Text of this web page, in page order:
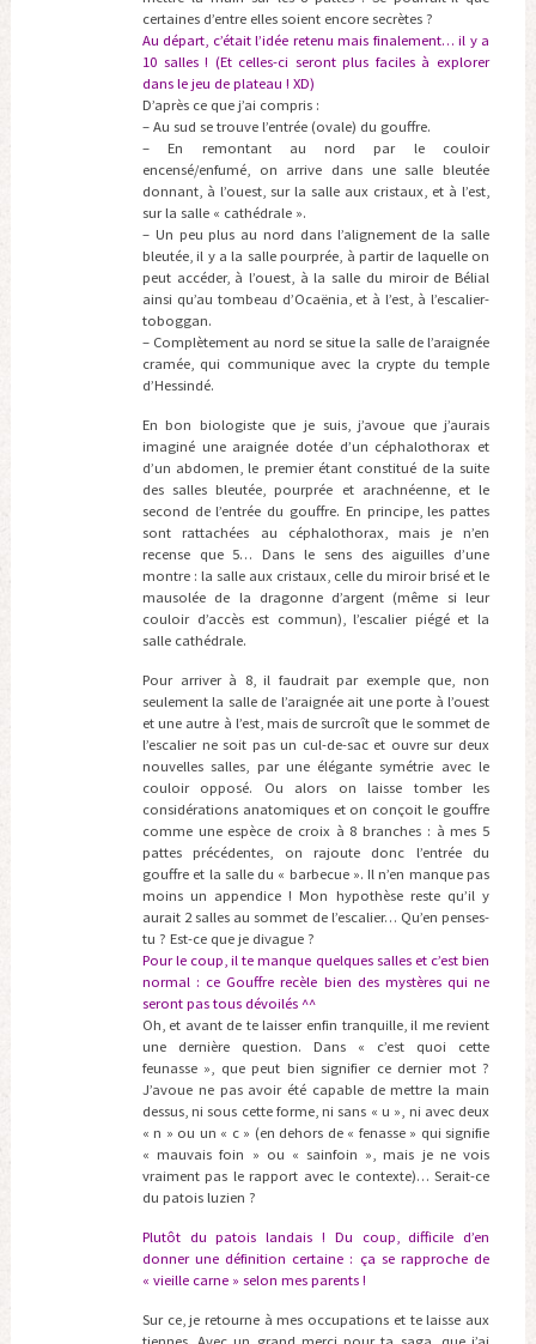
certaines d’entre elles soient encore secrètes ?
Au départ, c’était l’idée retenu mais finalement… il y a
10 salles ! (Et celles-ci seront plus faciles à explorer
dans le jeu de plateau ! XD)
D’après ce que j’ai compris :
– Au sud se trouve l’entrée (ovale) du gouffre.
– En remontant au nord par le couloir
encensé/enfumé, on arrive dans une salle bleutée
donnant, à l’ouest, sur la salle aux cristaux, et à l’est,
sur la salle « cathédrale ».
– Un peu plus au nord dans l’alignement de la salle
bleutée, il y a la salle pourprée, à partir de laquelle on
peut accéder, à l’ouest, à la salle du miroir de Bélial
ainsi qu’au tombeau d’Ocaënia, et à l’est, à l’escalier-
toboggan.
– Complètement au nord se situe la salle de l’araignée
cramée, qui communique avec la crypte du temple
d’Hessindé.
En bon biologiste que je suis, j’avoue que j’aurais
imaginé une araignée dotée d’un céphalothorax et
d’un abdomen, le premier étant constitué de la suite
des salles bleutée, pourprée et arachnéenne, et le
second de l’entrée du gouffre. En principe, les pattes
sont rattachées au céphalothorax, mais je n’en
recense que 5… Dans le sens des aiguilles d’une
montre : la salle aux cristaux, celle du miroir brisé et le
mausolée de la dragonne d’argent (même si leur
couloir d’accès est commun), l’escalier piégé et la
salle cathédrale.
Pour arriver à 8, il faudrait par exemple que, non
seulement la salle de l’araignée ait une porte à l’ouest
et une autre à l’est, mais de surcroît que le sommet de
l’escalier ne soit pas un cul-de-sac et ouvre sur deux
nouvelles salles, par une élégante symétrie avec le
couloir opposé. Ou alors on laisse tomber les
considérations anatomiques et on conçoit le gouffre
comme une espèce de croix à 8 branches : à mes 5
pattes précédentes, on rajoute donc l’entrée du
gouffre et la salle du « barbecue ». Il n’en manque pas
moins un appendice ! Mon hypothèse reste qu’il y
aurait 2 salles au sommet de l’escalier… Qu’en penses-
tu ? Est-ce que je divague ?
Pour le coup, il te manque quelques salles et c’est bien
normal : ce Gouffre recèle bien des mystères qui ne
seront pas tous dévoilés ^^
Oh, et avant de te laisser enfin tranquille, il me revient
une dernière question. Dans « c’est quoi cette
feunasse », que peut bien signifier ce dernier mot ?
J’avoue ne pas avoir été capable de mettre la main
dessus, ni sous cette forme, ni sans « u », ni avec deux
« n » ou un « c » (en dehors de « fenasse » qui signifie
« mauvais foin » ou « sainfoin », mais je ne vois
vraiment pas le rapport avec le contexte)… Serait-ce
du patois luzien ?
Plutôt du patois landais ! Du coup, difficile d’en
donner une définition certaine : ça se rapproche de
« vieille carne » selon mes parents !
Sur ce, je retourne à mes occupations et te laisse aux